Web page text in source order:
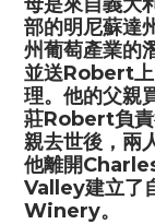
部的明尼蘇達
州葡萄產業的
並送Robert
理。他的父親
莊Robert負
親去世後，兩
他離開
Valley建立了
Winery。